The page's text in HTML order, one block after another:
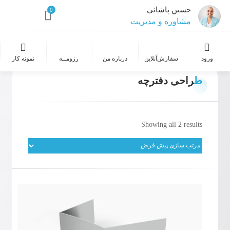
حسین پاشائی
مشاوره و مدیریت
عکاسی
طراحی سایت
خدمات معماری
0
ورود سفارش‌‌آنلاین درباره من رزومــه نمونه کار
طراحی دفترچه
Showing all 2 results